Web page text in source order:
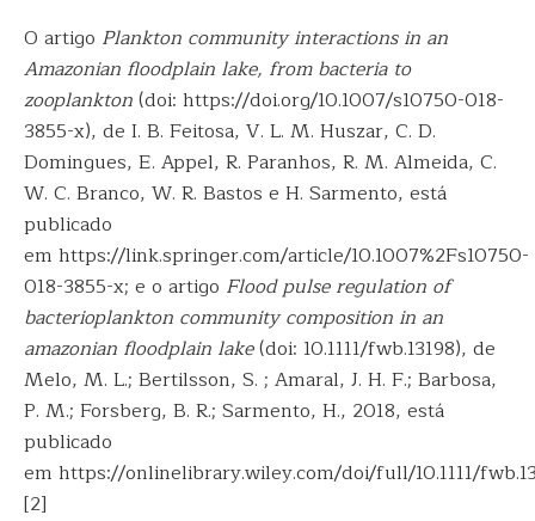
O artigo Plankton community interactions in an
Amazonian floodplain lake, from bacteria to
zooplankton(doi: https://doi.org/10.1007/s10750-018-
3855-x), de I. B. Feitosa, V. L. M. Huszar, C. D.
Domingues, E. Appel, R. Paranhos, R. M. Almeida, C.
W. C. Branco, W. R. Bastos e H. Sarmento, está
publicado
em https://link.springer.com/article/10.1007%2Fs10750-
018-3855-x; e o artigo Flood pulse regulation of
bacterioplankton community composition in an
amazonian floodplain lake(doi: 10.1111/fwb.13198), de
Melo, M. L.; Bertilsson, S. ; Amaral, J. H. F.; Barbosa,
P. M.; Forsberg, B. R.; Sarmento, H., 2018, está
publicado
em https://onlinelibrary.wiley.com/doi/full/10.1111/
[2]